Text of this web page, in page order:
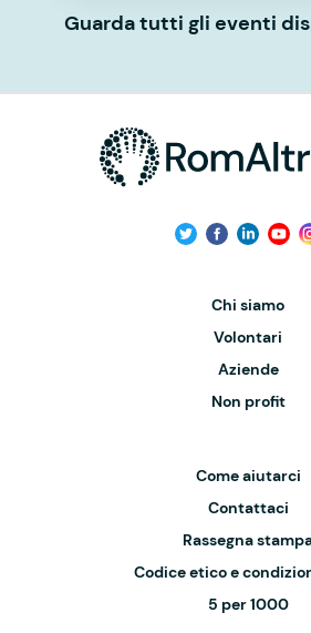
Guarda tutti gli eventi
Chi siamo
Volontari
Aziende
Non profit
Come aiutarci
Contattaci
Rassegna
Codice etico e
5 per 1000